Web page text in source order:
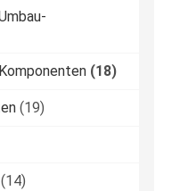
(18)
(19)
(14)